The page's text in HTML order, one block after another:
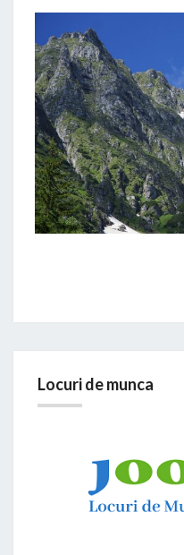
Locuri de munca